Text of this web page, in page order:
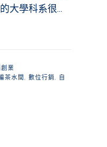
大學科系很…
業
茶水間, 數位行銷,
自